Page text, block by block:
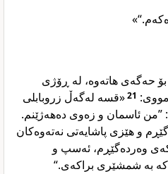
حەگەی هاتەوە، لە ڕۆژی
21«قسە لەگەڵ زروبابلی
”من ئاسمان و زەوی دەهەژێنم.
و هێزی پاشایەتی نەتەوەکان
وەردەگێڕم، ئەسپ و
بە شمشێری براکەی.“